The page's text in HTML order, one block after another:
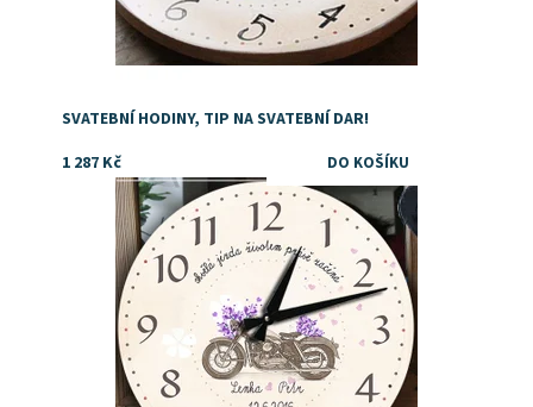
SVATEBNÍ HODINY, TIP NA SVATEBNÍ DAR!
1 287 Kč
Dostupnost:
Skladem